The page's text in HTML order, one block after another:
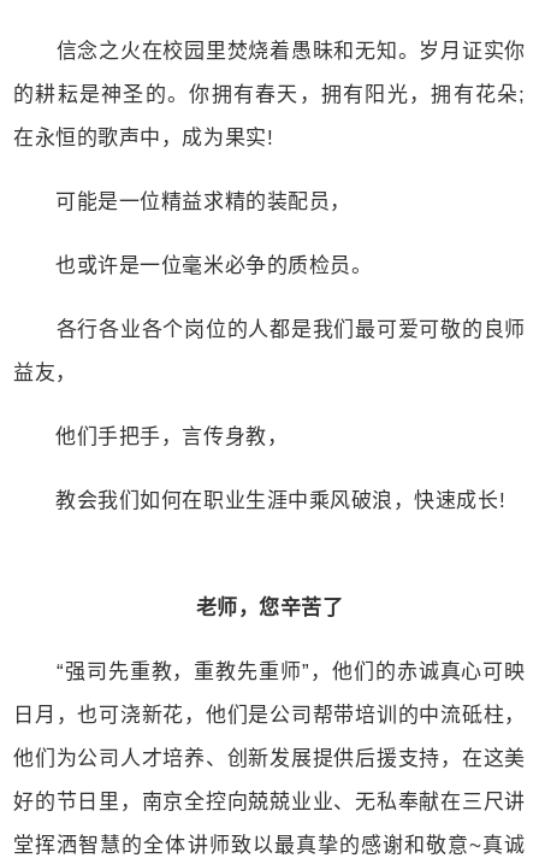
信念之火在校园里焚烧着愚昧和无知。岁月证实你
的耕耘是神圣的。你拥有春天，拥有阳光，拥有花朵;
在永恒的歌声中，成为果实!
可能是一位精益求精的装配员，
也或许是一位毫米必争的质检员。
各行各业各个岗位的人都是我们最可爱可敬的良师
益友，
他们手把手，言传身教，
教会我们如何在职业生涯中乘风破浪，快速成长!
老师，您辛苦了
“强司先重教，重教先重师”，他们的赤诚真心可映
日月，也可浇新花，他们是公司帮带培训的中流砥柱，
他们为公司人才培养、创新发展提供后援支持，在这美
好的节日里，南京全控向兢兢业业、无私奉献在三尺讲
堂挥洒智慧的全体讲师致以最真挚的感谢和敬意~真诚